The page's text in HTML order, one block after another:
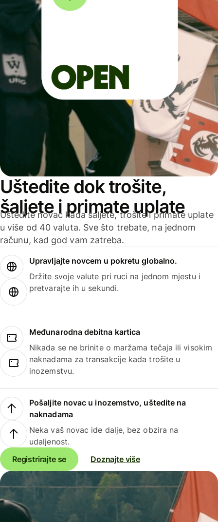
Uštedite dok trošite,
šaljete i primate uplate
Uštedite novac kada šaljete, trošite i primate uplate
u više od 40 valuta. Sve što trebate, na jednom
računu, kad god vam zatreba.
Upravljajte novcem u pokretu globalno.
Držite svoje valute pri ruci na jednom mjestu i
pretvarajte ih u sekundi.
Međunarodna debitna kartica
Nikada se ne brinite o maržama tečaja ili visokim
naknadama za transakcije kada trošite u
inozemstvu.
Pošaljite novac u inozemstvo, uštedite na
naknadama
Neka vaš novac ide dalje, bez obzira na
udaljenost.
Registrirajte se
Doznajte više